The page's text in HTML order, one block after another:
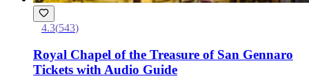
4.3(543)
Royal Chapel of the Treasure of San Gennaro
Tickets with Audio Guide